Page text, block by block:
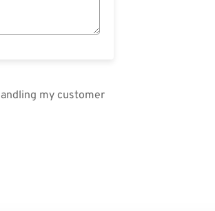
my customer